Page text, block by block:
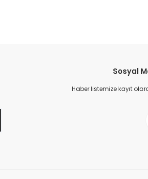
Sosyal
Haber listemize kayıt